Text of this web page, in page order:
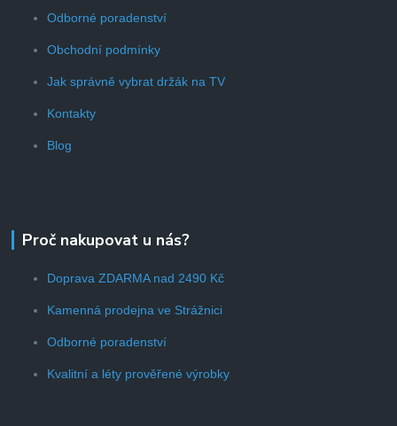
Odborné poradenství
Obchodní podmínky
Jak správně vybrat držák na TV
Kontakty
Blog
Proč nakupovat u nás?
Doprava ZDARMA nad 2490 Kč
Kamenná prodejna ve Strážnici
Odborné poradenství
Kvalitní a léty prověřené výrobky